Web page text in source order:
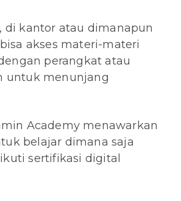
di kantor atau dimanapun
akses materi-materi
perangkat atau
untuk menunjang
Academy menawarkan
belajar dimana saja
sertifikasi digital